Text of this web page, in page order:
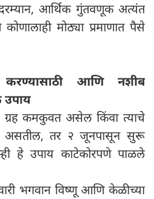
आर्थिक गुंतवणूक अत्यंत
मोठ्या प्रमाणात पैसे
करण्यासाठी आणि नशीब
कमकुवत असेल किंवा त्याचे
असतील, तर २ जूनपासून सुरू
हे उपाय काटेकोरपणे पाळले
भगवान विष्णू आणि केळीच्या